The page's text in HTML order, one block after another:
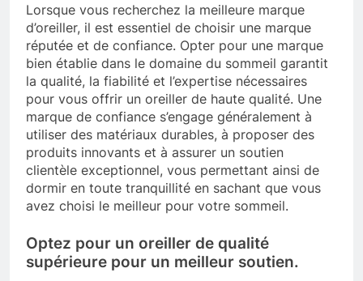
Lorsque vous recherchez la meilleure marque
d’oreiller, il est essentiel de choisir une marque
réputée et de confiance. Opter pour une marque
bien établie dans le domaine du sommeil garantit
la qualité, la fiabilité et l’expertise nécessaires
pour vous offrir un oreiller de haute qualité. Une
marque de confiance s’engage généralement à
utiliser des matériaux durables, à proposer des
produits innovants et à assurer un soutien
clientèle exceptionnel, vous permettant ainsi de
dormir en toute tranquillité en sachant que vous
avez choisi le meilleur pour votre sommeil.
Optez pour un oreiller de qualité
supérieure pour un meilleur soutien.